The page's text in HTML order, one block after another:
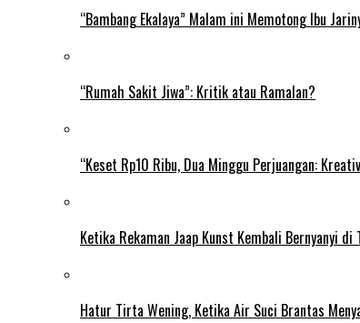
“Bambang Ekalaya” Malam ini Memotong Ibu
“Rumah Sakit Jiwa”: Kritik atau Ramalan?
“Keset Rp10 Ribu, Dua Minggu Perjuangan:
Ketika Rekaman Jaap Kunst Kembali Bernyanyi di
Hatur Tirta Wening, Ketika Air Suci Brantas